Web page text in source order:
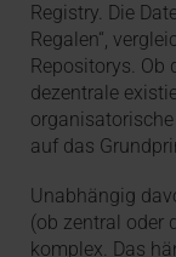
Registry. Die
Regalen“,
Repositorys. Ob
dezentrale
auf das
Unabhängig
(ob zentral oder
komplex. Das